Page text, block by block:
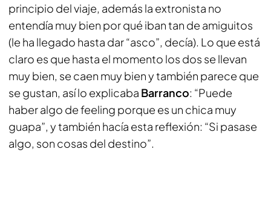
principio del viaje, además la extronista no
entendía muy bien por qué iban tan de amiguitos
(le ha llegado hasta dar “asco”, decía). Lo que está
claro es que hasta el momento los dos se llevan
muy bien, se caen muy bien y también parece que
se gustan, así lo explicaba Barranco: “Puede
haber algo de feeling porque es un chica muy
guapa”, y también hacía esta reflexión: “Si pasase
algo, son cosas del destino”.